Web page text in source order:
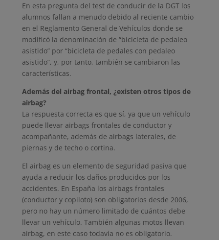
En esta pregunta del test de conducir de la DGT los
alumnos fallan a menudo debido al reciente cambio
en el Reglamento General de Vehículos donde se
modificó la denominación de “bicicleta de pedaleo
asistido” por “bicicleta de pedales con pedaleo
asistido”, y, por tanto, también se cambiaron las
características.
Además del airbag frontal, ¿existen otros tipos de
airbag?
La respuesta correcta es que sí, ya que un vehículo
puede llevar airbags frontales de conductor y
acompañante, además de airbags laterales, de
piernas y de techo o cortina.
El airbag es un elemento de seguridad pasiva que
ayuda a reducir los daños producidos por los
accidentes. En España los airbags frontales
(conductor y copiloto) son obligatorios desde 2006,
pero no hay un número limitado de cuántos debe
llevar un vehículo. También algunas motos llevan
airbag, en este caso todavía no es obligatorio.